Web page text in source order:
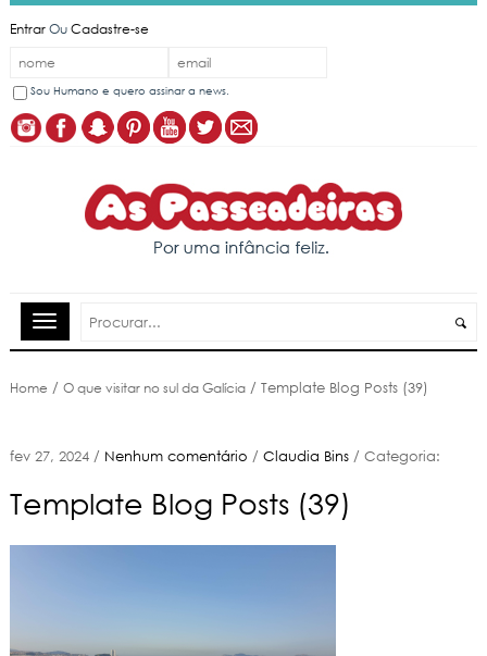
EntrarOuCadastre-se
Sou Humano e quero assinar a news.
Home / O que visitar no sul da Galícia / Template Blog Posts (39)
fev 27, 2024 / Nenhum comentário / Claudia Bins / Categoria:
Template Blog Posts (39)